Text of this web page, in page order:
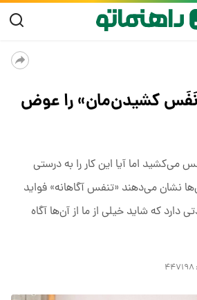
کشیدن‌مان» را عوض
۲۰٬۰۰۰ بار نفس می‌کشید اما آیا این کار را به درستی
نشان می‌دهند «تنفس آگاهانه» فواید
دارد که شاید خیلی از ما از آن‌ها آگاه
۴۴۷۱۹۸